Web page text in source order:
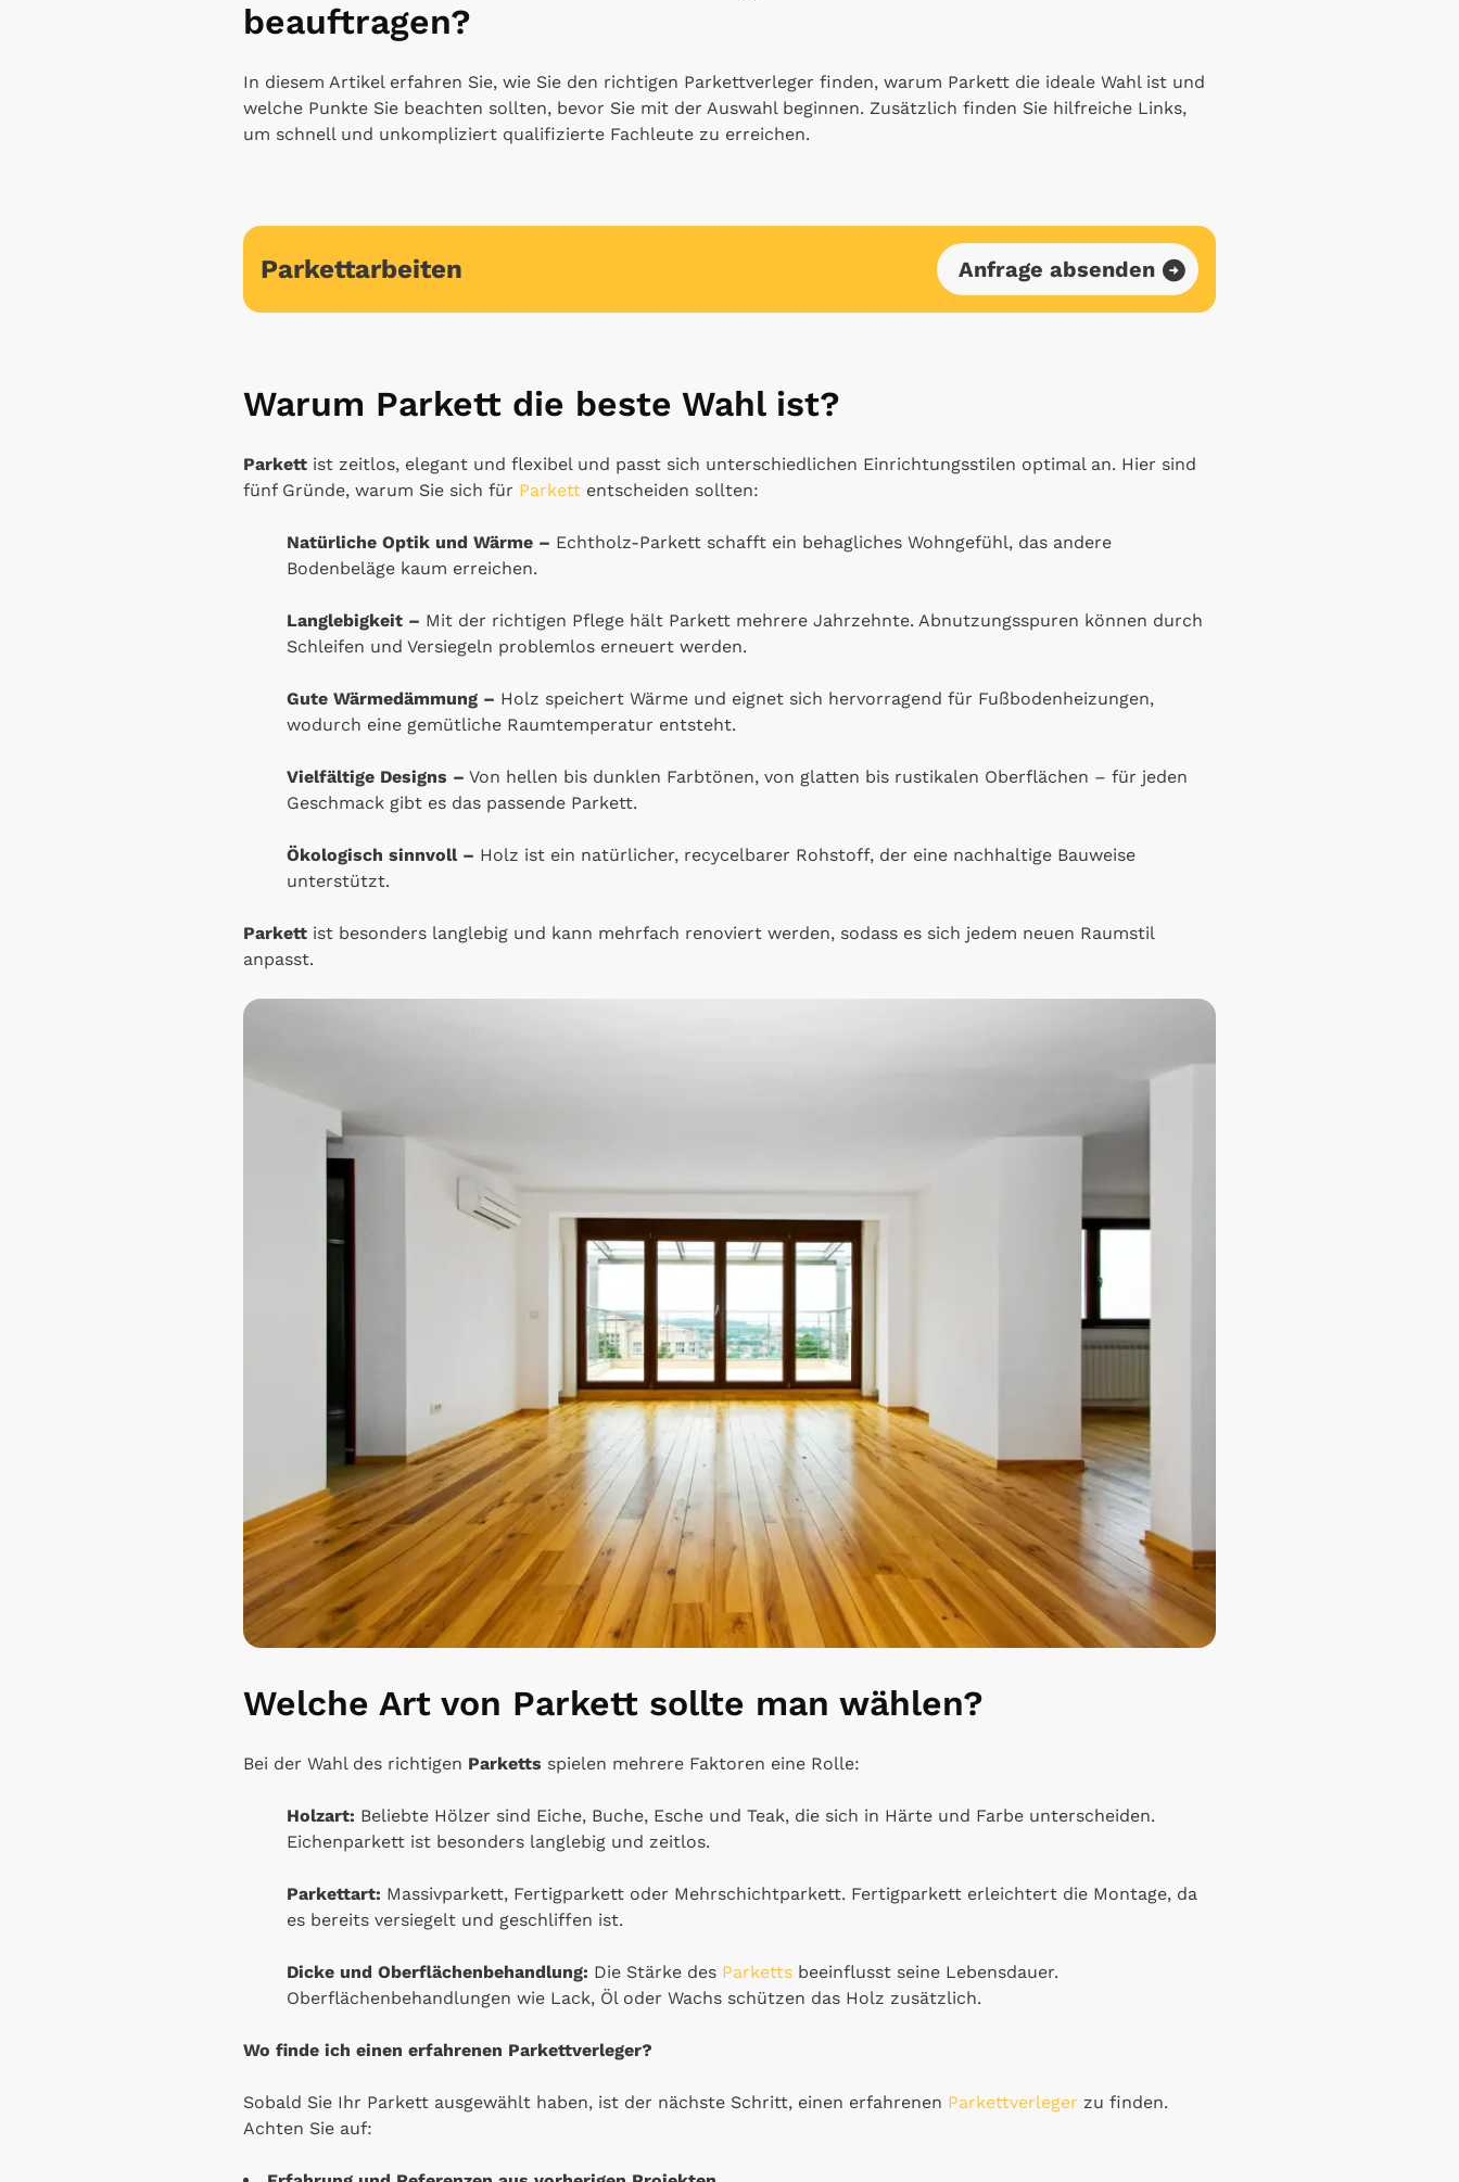
beauftragen?
In diesem Artikel erfahren Sie, wie Sie den richtigen Parkettverleger finden, warum Parkett die ideale Wahl ist und
welche Punkte Sie beachten sollten, bevor Sie mit der Auswahl beginnen. Zusätzlich finden Sie hilfreiche Links,
um schnell und unkompliziert qualifizierte Fachleute zu erreichen.
Parkettarbeiten Anfrage absenden
Warum Parkett die beste Wahl ist?
Parkett ist zeitlos, elegant und flexibel und passt sich unterschiedlichen Einrichtungsstilen optimal an. Hier sind
fünf Gründe, warum Sie sich für Parkett entscheiden sollten:
Natürliche Optik und Wärme – Echtholz-Parkett schafft ein behagliches Wohngefühl, das andere
Bodenbeläge kaum erreichen.
Langlebigkeit – Mit der richtigen Pflege hält Parkett mehrere Jahrzehnte. Abnutzungsspuren können durch
Schleifen und Versiegeln problemlos erneuert werden.
Gute Wärmedämmung – Holz speichert Wärme und eignet sich hervorragend für Fußbodenheizungen,
wodurch eine gemütliche Raumtemperatur entsteht.
Vielfältige Designs – Von hellen bis dunklen Farbtönen, von glatten bis rustikalen Oberflächen – für jeden
Geschmack gibt es das passende Parkett.
Ökologisch sinnvoll – Holz ist ein natürlicher, recycelbarer Rohstoff, der eine nachhaltige Bauweise
unterstützt.
Parkett ist besonders langlebig und kann mehrfach renoviert werden, sodass es sich jedem neuen Raumstil
anpasst.
Welche Art von Parkett sollte man wählen?
Bei der Wahl des richtigen Parketts spielen mehrere Faktoren eine Rolle:
Holzart: Beliebte Hölzer sind Eiche, Buche, Esche und Teak, die sich in Härte und Farbe unterscheiden.
Eichenparkett ist besonders langlebig und zeitlos.
Parkettart: Massivparkett, Fertigparkett oder Mehrschichtparkett. Fertigparkett erleichtert die Montage, da
es bereits versiegelt und geschliffen ist.
Dicke und Oberflächenbehandlung: Die Stärke des Parketts beeinflusst seine Lebensdauer.
Oberflächenbehandlungen wie Lack, Öl oder Wachs schützen das Holz zusätzlich.
Wo finde ich einen erfahrenen Parkettverleger?
Sobald Sie Ihr Parkett ausgewählt haben, ist der nächste Schritt, einen erfahrenen Parkettverleger zu finden.
Achten Sie auf: